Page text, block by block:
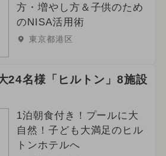
方・増やし方＆子供のため
のNISA活用術
東京都港区
24名様「ヒルトン」8施設
1泊朝食付き！プールに大
自然！子ども大満足のヒル
トンホテルへ